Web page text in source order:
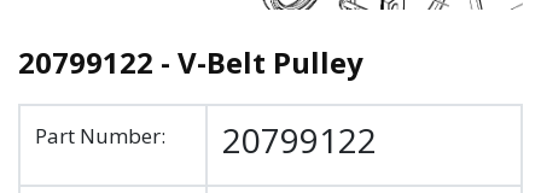
20799122 - V-Belt Pulley
Part Number: 20799122